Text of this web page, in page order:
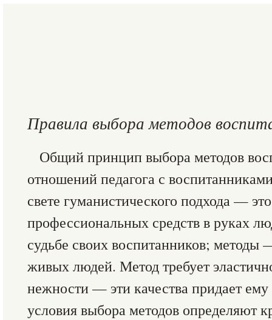
Правила выбора методов
Общий принцип выбора методов
отношений педагога с
свете гуманистического подхода —
профессиональных средств в руках
судьбе своих воспитанников;
живых людей. Метод требует
нежности — эти качества придает
условия выбора методов определяют